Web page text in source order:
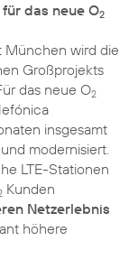
das neue O2
München wird die
Großprojekts
das neue O2
insgesamt
modernisiert.
LTE-Stationen
Kunden
Netzerlebnis
höhere